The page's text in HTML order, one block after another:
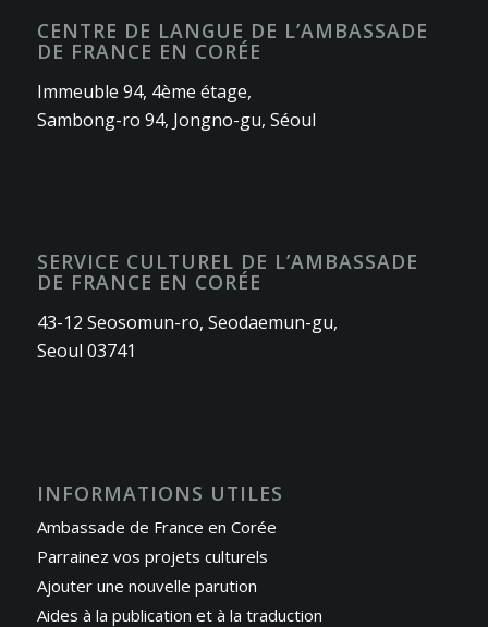
CENTRE DE LANGUE DE L’AMBASSADE
DE FRANCE EN CORÉE
Immeuble 94, 4ème étage,
Sambong-ro 94, Jongno-gu, Séoul
SERVICE CULTUREL DE L’AMBASSADE
DE FRANCE EN CORÉE
43-12 Seosomun-ro, Seodaemun-gu,
Seoul 03741
INFORMATIONS UTILES
Ambassade de France en Corée
Parrainez vos projets culturels
Ajouter une nouvelle parution
Aides à la publication et à la traduction